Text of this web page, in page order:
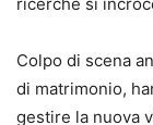
Colpo di scena
di matrimonio,
gestire la nuova